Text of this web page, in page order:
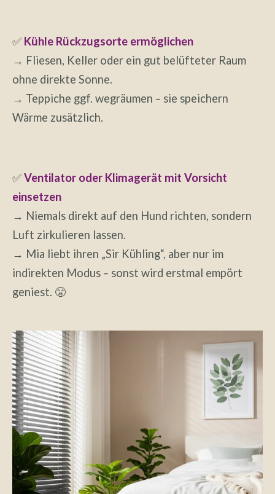
✅ Kühle Rückzugsorte ermöglichen
→ Fliesen, Keller oder ein gut belüfteter Raum
ohne direkte Sonne.
→ Teppiche ggf. wegräumen – sie speichern
Wärme zusätzlich.
✅Ventilator oder Klimagerät mit Vorsicht
einsetzen
→ Niemals direkt auf den Hund richten, sondern
Luft zirkulieren lassen.
→ Mia liebt ihren „Sir Kühling“, aber nur im
indirekten Modus – sonst wird erstmal empört
geniest. 😤